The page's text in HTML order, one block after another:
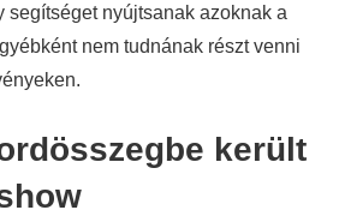
segítséget nyújtsanak azoknak a
nem tudnának részt venni
került